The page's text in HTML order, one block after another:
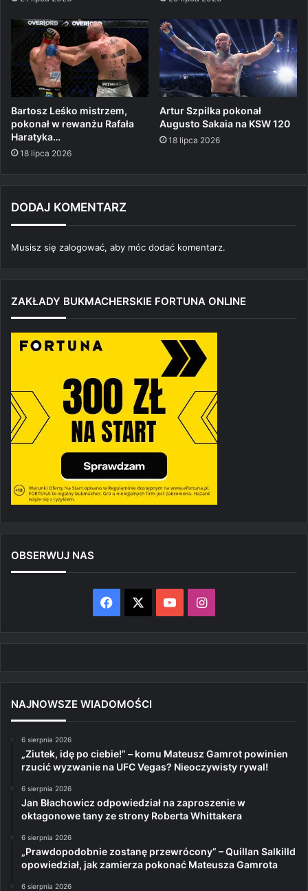
Bartosz Leśko mistrzem,
pokonał w rewanżu Rafała
Haratyka…
18 lipca 2026
Artur Szpilka pokonał
Augusto Sakaia na KSW 120
18 lipca 2026
DODAJ KOMENTARZ
Musisz się zalogować, aby móc dodać komentarz.
ZAKŁADY BUKMACHERSKIE FORTUNA ONLINE
OBSERWUJ NAS
Facebook YouTubeInstagram
NAJNOWSZE WIADOMOŚCI
6 sierpnia 2026
„Ziutek, idę po ciebie!” – komu Mateusz Gamrot powinien
rzucić wyzwanie na UFC Vegas? Nieoczywisty rywal!
6 sierpnia 2026
Jan Błachowicz odpowiedział na zaproszenie w
oktagonowe tany ze strony Roberta Whittakera
6 sierpnia 2026
„Prawdopodobnie zostanę przewrócony” – Quillan Salkilld
opowiedział, jak zamierza pokonać Mateusza Gamrota
6 sierpnia 2026